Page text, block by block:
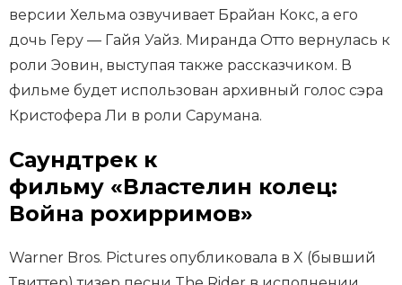
версии Хельма озвучивает Брайан Кокс, а его
дочь Геру — Гайя Уайз. Миранда Отто вернулась к
роли Эовин, выступая также рассказчиком. В
фильме будет использован архивный голос сэра
Кристофера Ли в роли Сарумана.
Саундтрек к
фильму «Властелин колец:
Война рохирримов»
Warner Bros. Pictures опубликовала в X (бывший